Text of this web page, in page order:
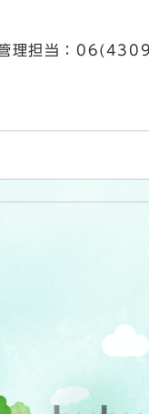
担当：